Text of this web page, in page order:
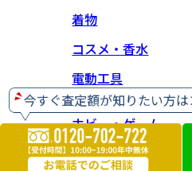
着物
コスメ・香水
電動工具
ホビー・ゲーム
楽器